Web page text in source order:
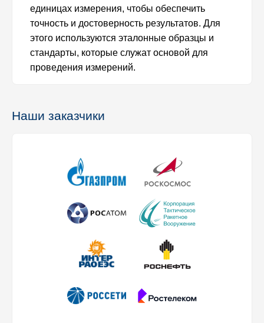
единицах измерения, чтобы обеспечить
точность и достоверность результатов. Для
этого используются эталонные образцы и
стандарты, которые служат основой для
проведения измерений.
Наши заказчики